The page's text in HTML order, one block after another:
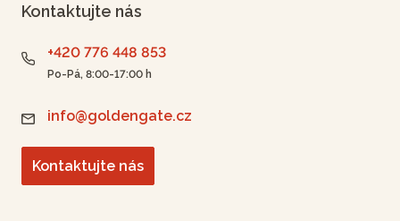
Kontaktujte nás
+420 776 448 853
Po-Pá, 8:00-17:00 h
info@goldengate.cz
Kontaktujte nás